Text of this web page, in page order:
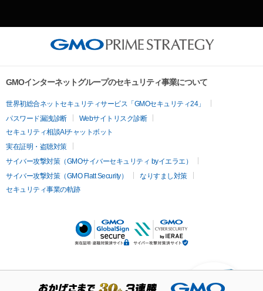
GMOインターネットグループのセキュリティ事業について
世界初総合ネットセキュリティサービス「GMOセキュリティ24」
パスワード漏洩診断
Webサイトリスク診断
セキュリティ相談AIチャットボット
実在証明・盗聴対策
サイバー攻撃対策（GMOサイバーセキュリティ byイエラエ）
サイバー攻撃対策（GMO Flatt Security）
なりすまし対策
セキュリティ事業の軌跡